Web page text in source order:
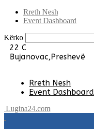
Rreth Nesh
Event Dashboard
Kërko
22 C
Bujanovac,Preshevë
Rreth Nesh
Event Dashboard
Lugina24.com